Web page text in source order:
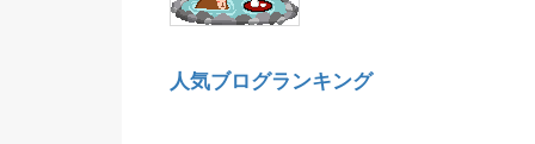
人気ブログランキング